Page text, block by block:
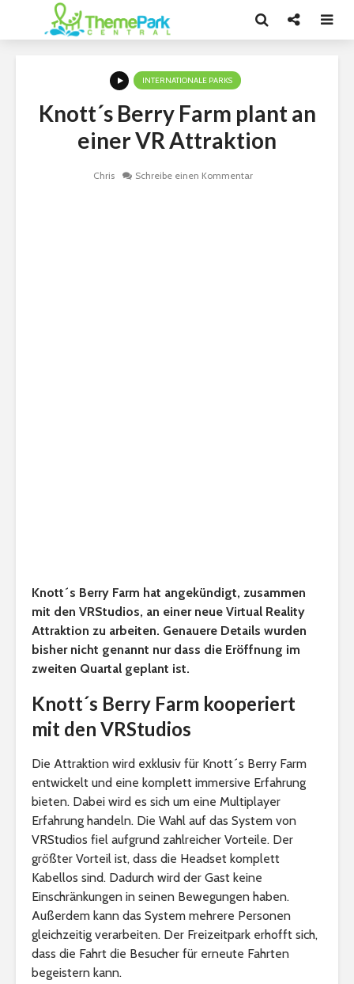
INTERNATIONALE PARKS
Knott´s Berry Farm plant an
einer VR Attraktion
Chris Schreibe einen Kommentar
Knott´s Berry Farm hat angekündigt, zusammen
mit den VRStudios, an einer neue Virtual Reality
Attraktion zu arbeiten. Genauere Details wurden
bisher nicht genannt nur dass die Eröffnung im
zweiten Quartal geplant ist.
Knott´s Berry Farm kooperiert
mit den VRStudios
Die Attraktion wird exklusiv für Knott´s Berry Farm
entwickelt und eine komplett immersive Erfahrung
bieten. Dabei wird es sich um eine Multiplayer
Erfahrung handeln. Die Wahl auf das System von
VRStudios fiel aufgrund zahlreicher Vorteile. Der
größter Vorteil ist, dass die Headset komplett
Kabellos sind. Dadurch wird der Gast keine
Einschränkungen in seinen Bewegungen haben.
Außerdem kann das System mehrere Personen
gleichzeitig verarbeiten. Der Freizeitpark erhofft sich,
dass die Fahrt die Besucher für erneute Fahrten
begeistern kann.